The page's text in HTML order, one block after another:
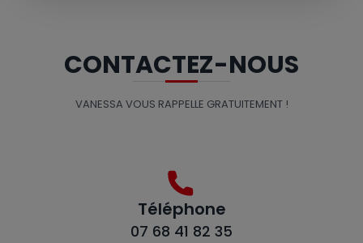
CONTACTEZ-NOUS
VANESSA VOUS RAPPELLE GRATUITEMENT !
Téléphone
07 68 41 82 35